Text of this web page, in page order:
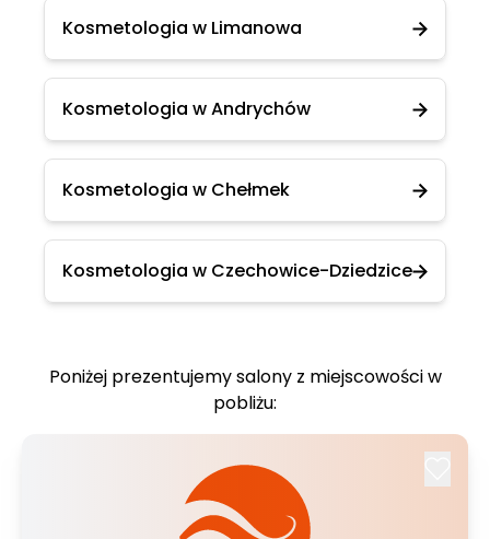
Kosmetologia w Limanowa
Kosmetologia w Andrychów
Kosmetologia w Chełmek
Kosmetologia w Czechowice-Dziedzice
Poniżej prezentujemy salony z miejscowości w
pobliżu: